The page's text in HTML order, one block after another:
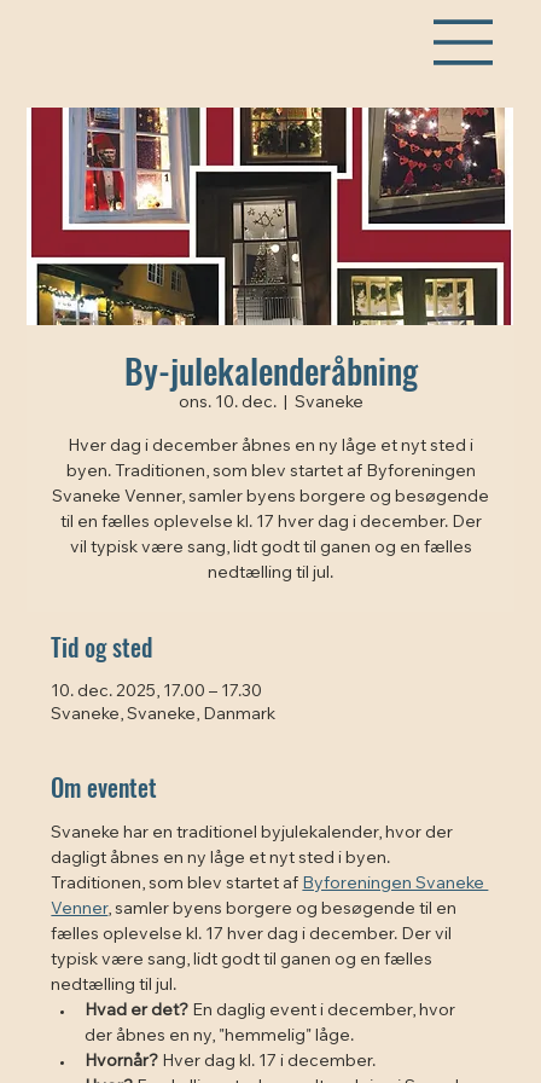
By-julekalenderåbning
ons. 10. dec.
  |
Svaneke
Hver dag i december åbnes en ny låge et nyt sted i
byen. Traditionen, som blev startet af Byforeningen
Svaneke Venner, samler byens borgere og besøgende
til en fælles oplevelse kl. 17 hver dag i december. Der
vil typisk være sang, lidt godt til ganen og en fælles
Tid og sted
10. dec. 2025, 17.00 – 17.30
Svaneke, Svaneke, Danmark
Om eventet
Svaneke har en traditionel byjulekalender, hvor der
dagligt åbnes en ny låge et nyt sted i byen.
Traditionen, som blev startet af Byforeningen Svaneke
Venner, samler byens borgere og besøgende til en
fælles oplevelse kl. 17 hver dag i december. Der vil
typisk være sang, lidt godt til ganen og en fælles
nedtælling til jul.
Hvad er det? En daglig event i december, hvor
der åbnes en ny, "hemmelig" låge.
Hvornår? Hver dag kl. 17 i december.